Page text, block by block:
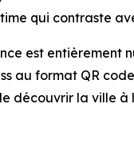
qui contraste
est entièrement
au format QR
découvrir la ville à